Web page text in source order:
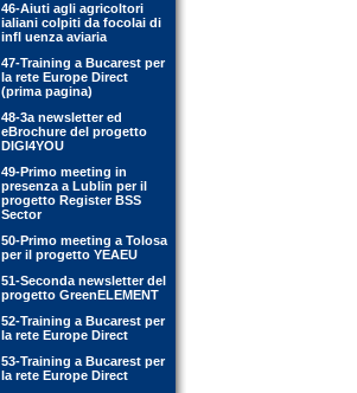
46-Aiuti agli agricoltori
ialiani colpiti da focolai di
infl uenza aviaria
47-Training a Bucarest per
la rete Europe Direct
(prima pagina)
48-3a newsletter ed
eBrochure del progetto
DIGI4YOU
49-Primo meeting in
presenza a Lublin per il
progetto Register BSS
Sector
50-Primo meeting a Tolosa
per il progetto YEAEU
51-Seconda newsletter del
progetto GreenELEMENT
52-Training a Bucarest per
la rete Europe Direct
53-Training a Bucarest per
la rete Europe Direct